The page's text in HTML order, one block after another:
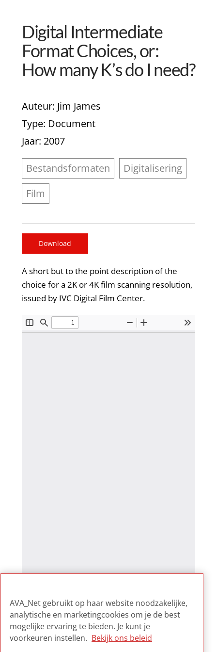
Digital Intermediate
Format Choices, or:
How many K’s do I need?
Auteur: Jim James
Type: Document
Jaar: 2007
Bestandsformaten
Digitalisering
Film
Download
A short but to the point description of the
choice for a 2K or 4K film scanning resolution,
issued by IVC Digital Film Center.
AVA_Net gebruikt op haar website noodzakelijke,
analytische en marketingcookies om je de best
mogelijke ervaring te bieden. Je kunt je
voorkeuren instellen. Bekijk ons beleid